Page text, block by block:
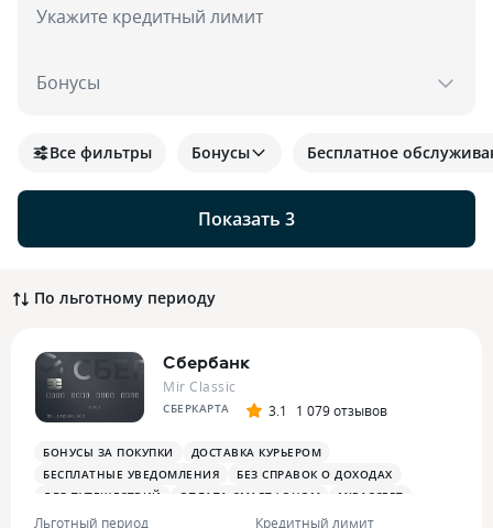
Укажите кредитный лимит
Бонусы
Показать 3
Все фильтры Бонусы Бесплатное
По льготному периоду
Сбербанк
Mir Classic
СБЕРКАРТА 3.1 1 079 отзывов
БОНУСЫ ЗА ПОКУПКИ
ДОСТАВКА КУРЬЕРОМ
БЕСПЛАТНЫЕ УВЕДОМЛЕНИЯ
БЕЗ СПРАВОК О ДОХОДАХ
ДЛЯ ПУТЕШЕСТВИЙ
ОПЛАТА СМАРТФОНОМ
MIRACCEPT
БОНУСЫ В СУПЕРМАРКЕТАХ
ПЛАТЕЖНЫЙ СТИКЕР
Льготный период Кредитный лимит